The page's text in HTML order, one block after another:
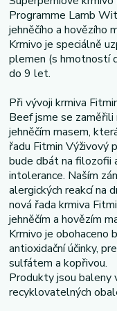
Programme Lamb
jehněčího a hovězího
Krmivo je speciálně
plemen (s hmotností
do 9 let.
Při vývoji krmiva
Beef jsme se
jehněčím masem,
řadu Fitmin Výživový
bude dbát na filozofii
intolerance. Naším
alergických reakcí na
nová řada krmiva
jehněčím a hovězím
Krmivo je obohaceno
antioxidační účinky,
sulfátem a kopřivou.
Produkty jsou baleny
recyklovatelných